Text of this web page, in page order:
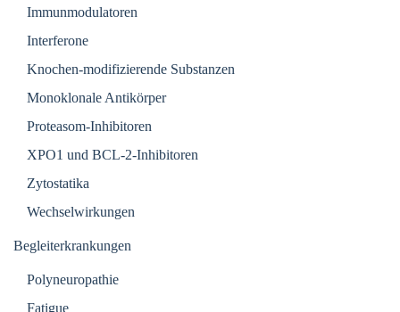
Immunmodulatoren
Interferone
Knochen-modifizierende Substanzen
Monoklonale Antikörper
Proteasom-Inhibitoren
XPO1 und BCL-2-Inhibitoren
Zytostatika
Wechselwirkungen
Begleiterkrankungen
Polyneuropathie
Fatigue